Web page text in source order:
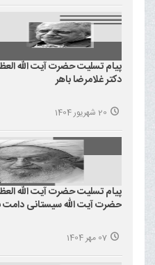
پیام تسلیت حضرت آیت الله
دکتر غلامرضا باهر
20 شهریور 1404
پیام تسلیت حضرت آیت الله
حضرت آیت الله سیستانی دامت
07 مهر 1404